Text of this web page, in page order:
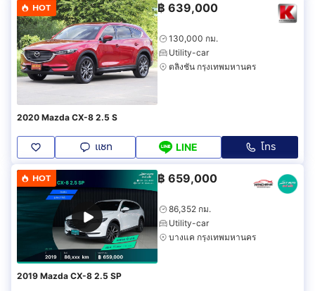
HOT ฿ 639,000
130,000 กม.
Utility-car
ตลิ่งชัน กรุงเทพมหานคร
2020 Mazda CX-8 2.5 S
แชท LINE โทร
HOT ฿ 659,000
86,352 กม.
Utility-car
บางแค กรุงเทพมหานคร
2019 Mazda CX-8 2.5 SP